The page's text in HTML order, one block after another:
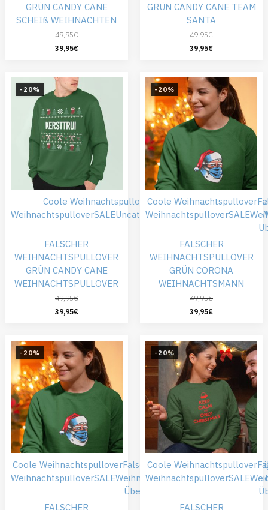
GRÜN CANDY CANE
SCHEIß WEIHNACHTEN
49,95€
39,95€
GRÜN CANDY CANE TEAM
SANTA
49,95€
39,95€
-20%
Coole WeihnachtspulloverFalsche
WeihnachtspulloverSALEUncategorizedWeihnachtskleidung
FALSCHER
WEIHNACHTSPULLOVER
GRÜN CANDY CANE
WEIHNACHTSPULLOVER
49,95€
39,95€
-20%
Coole Weihnachtspullover
WeihnachtspulloverSALE
FALSCHER
WEIHNACHTSPULLOVER
GRÜN CORONA
WEIHNACHTSMANN
49,95€
39,95€
-20%
Coole WeihnachtspulloverFalsche Weihnachtspullover
WeihnachtspulloverSALEWeihnachtskleidung
Übergröße
FALSCHER
-20%
Coole Weihnachtspullover
WeihnachtspulloverSALE
FALSCHER